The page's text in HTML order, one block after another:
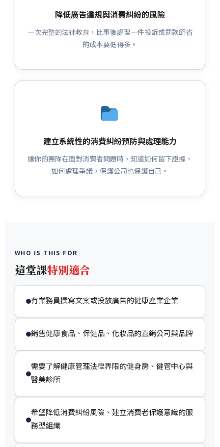
降低廣告違規與消費糾紛的風險
一次完整的法律教育，比事後處理一件投訴或罰款節省
的成本要低得多。
建立系統性的消費糾紛預防與處理能力
讓你的團隊在面對消費者問題時，知道如何留下證據、
如何處理爭議，保護公司也保護自己。
WHO IS THIS FOR
這堂課特別適合
有業務員撰寫文案或投放廣告的健康產業企業
銷售健康食品、保健品、化妝品的直銷公司與品牌
需要了解健康管理法律界限的健身房、健管中心與
醫美診所
希望降低消費糾紛風險、建立消費者保護意識的服
務型組織